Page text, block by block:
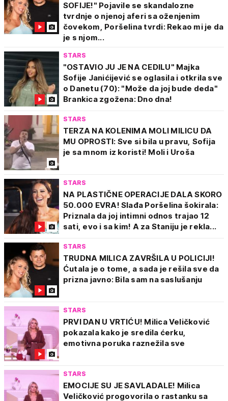
SOFIJE!" Pojavile se skandalozne
tvrdnje o njenoj aferi sa oženjenim
čovekom, Poršelina tvrdi: Rekao mi je da
je s njom...
STARS
"OSTAVIO JU JE NA CEDILU" Majka
Sofije Janićijević se oglasila i otkrila sve
o Danetu (70): "Može da joj bude deda"
Brankica zgožena: Dno dna!
STARS
TERZA NA KOLENIMA MOLI MILICU DA
MU OPROSTI: Sve si bila u pravu, Sofija
je sa mnom iz koristi! Moli i Uroša
STARS
NA PLASTIČNE OPERACIJE DALA SKORO
50.000 EVRA! Slađa Poršelina šokirala:
Priznala da joj intimni odnos trajao 12
sati, evo i sa kim! A za Staniju je rekla...
STARS
TRUDNA MILICA ZAVRŠILA U POLICIJI!
Ćutala je o tome, a sada je rešila sve da
prizna javno: Bila sam na saslušanju
STARS
PRVI DAN U VRTIĆU! Milica Veličković
pokazala kako je sredila ćerku,
emotivna poruka raznežila sve
STARS
EMOCIJE SU JE SAVLADALE! Milica
Veličković progovorila o rastanku sa